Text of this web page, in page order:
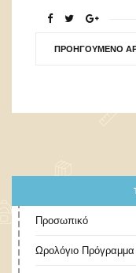
ΠΡΟΗΓΟΎΜΕΝΟ
Προσωπικό
Ωρολόγιο Πρόγραμμα